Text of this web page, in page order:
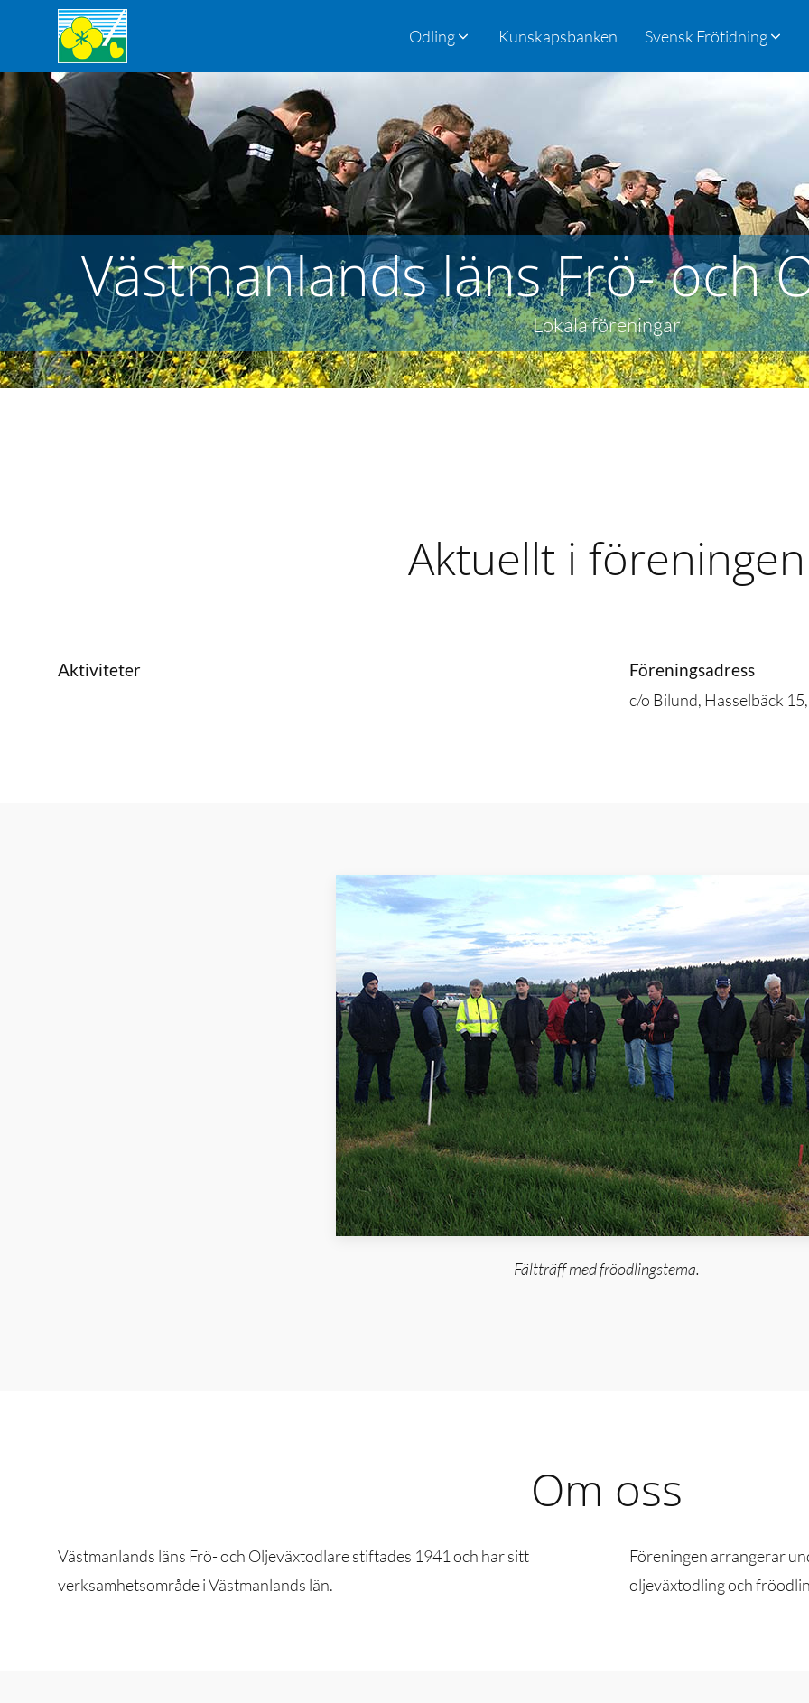
Odling Kunskapsbanken Svensk Frötidning
Västmanlands läns Frö- och
Lokala föreningar
Aktuellt i föreningen
Aktiviteter
Föreningsadress
c/o Bilund, Hasselbäck
Fältträff med fröodlingstema.
Om oss
Västmanlands läns Frö- och Oljeväxtodlare stiftades 1941 och har sitt
verksamhetsområde i Västmanlands län.
Föreningen arrangerar
oljeväxtodling och